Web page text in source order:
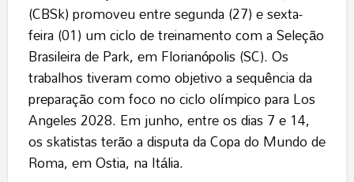
(CBSk) promoveu entre segunda (27) e sexta-
feira (01) um ciclo de treinamento com a Seleção
Brasileira de Park, em Florianópolis (SC). Os
trabalhos tiveram como objetivo a sequência da
preparação com foco no ciclo olímpico para Los
Angeles 2028. Em junho, entre os dias 7 e 14,
os skatistas terão a disputa da Copa do Mundo de
Roma, em Ostia, na Itália.